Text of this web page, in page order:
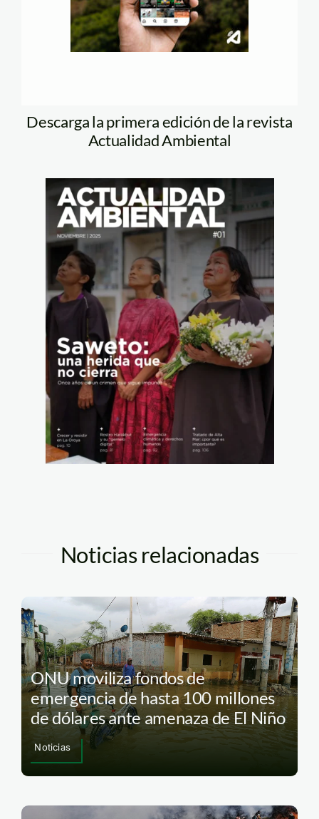
Descarga la primera edición de la revista
Actualidad Ambiental
Noticias relacionadas
ONU moviliza fondos de
emergencia de hasta 100 millones
de dólares ante amenaza de El Niño
Noticias